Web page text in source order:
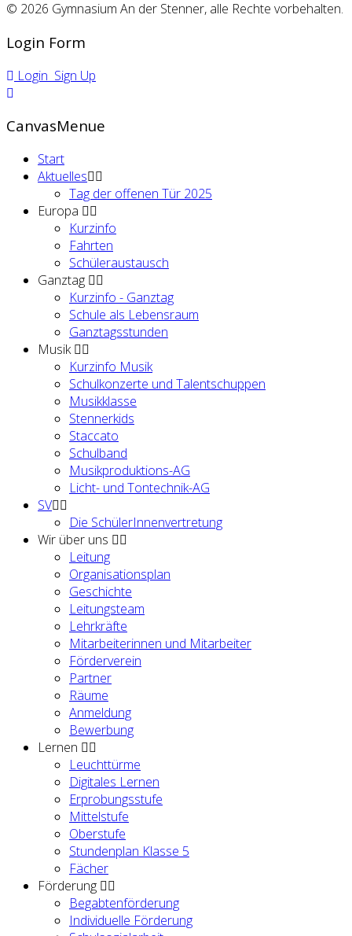
© 2026 Gymnasium An der Stenner, alle Rechte vorbehalten.
Login Form
Login Sign Up
CanvasMenue
Start
Aktuelles
Tag der offenen Tür 2025
Europa
Kurzinfo
Fahrten
Schüleraustausch
Ganztag
Kurzinfo - Ganztag
Schule als Lebensraum
Ganztagsstunden
Musik
Kurzinfo Musik
Schulkonzerte und Talentschuppen
Musikklasse
Stennerkids
Staccato
Schulband
Musikproduktions-AG
Licht- und Tontechnik-AG
SV
Die SchülerInnenvertretung
Wir über uns
Leitung
Organisationsplan
Geschichte
Leitungsteam
Lehrkräfte
Mitarbeiterinnen und Mitarbeiter
Förderverein
Partner
Räume
Anmeldung
Bewerbung
Lernen
Leuchttürme
Digitales Lernen
Erprobungsstufe
Mittelstufe
Oberstufe
Stundenplan Klasse 5
Fächer
Förderung
Begabtenförderung
Individuelle Förderung